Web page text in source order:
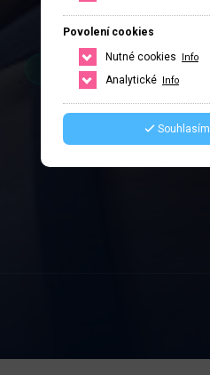
Právě otevřeno
Povolení cookies
Nutné cookies
Info
Analytické Info
Souhlasím